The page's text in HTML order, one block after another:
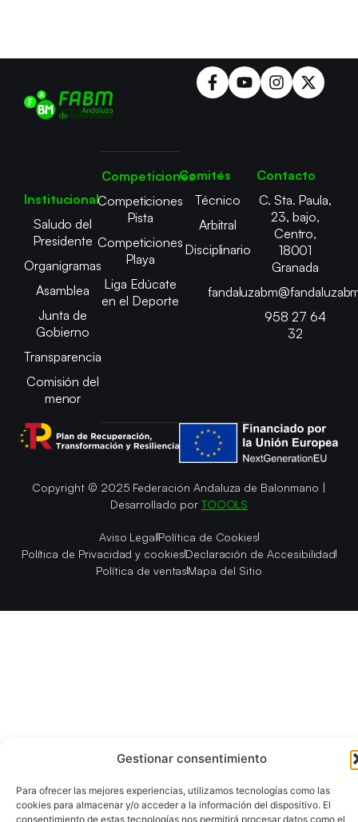
Gestionar consentimiento
Para ofrecer las mejores experiencias, utilizamos tecnologías como las
cookies para almacenar y/o acceder a la información del dispositivo. El
consentimiento de estas tecnologías nos permitirá procesar datos como el
Institucional
Saludo del
Presidente
Organigramas
Asamblea
Junta de
Gobierno
Transparencia
Comisión del
menor
Competiciones
Competiciones
Pista
Competiciones
Playa
Liga Edúcate
en el Deporte
Comités
Técnico
Arbitral
Disciplinario
Contacto
C. Sta. Paula,
23, bajo,
Centro,
18001
Granada
958 27 64
32
Copyright © 2025 Federación Andaluza de Balonmano |
Desarrollado por TOOOLS
Aviso LegalPolítica de Cookies
Política de Privacidad y cookiesDeclaración de Accesibilidad
Política de ventasMapa del Sitio